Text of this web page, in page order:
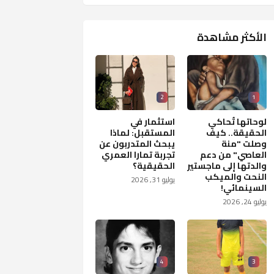
الأكثر مشاهدة
1
لوحاتها تُحاكي
الحقيقة.. كيف
وصلت "منة
العاصي" من دعم
والدتها إلى ماجستير
النحت والميكب
السينمائي!
يوليو 24, 2026
2
استثمار في
المستقبل: لماذا
يبحث المتدربون عن
تجربة تمارا العمري
الحقيقية؟
يوليو 31, 2026
3
4